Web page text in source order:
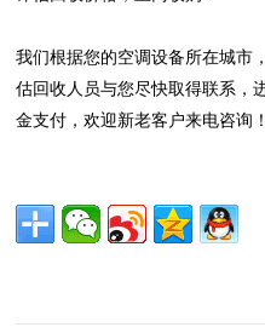
我们根据您的空调设备所在城市
估回收人员与您尽快取得联系，
金支付，欢迎新老客户来电咨询